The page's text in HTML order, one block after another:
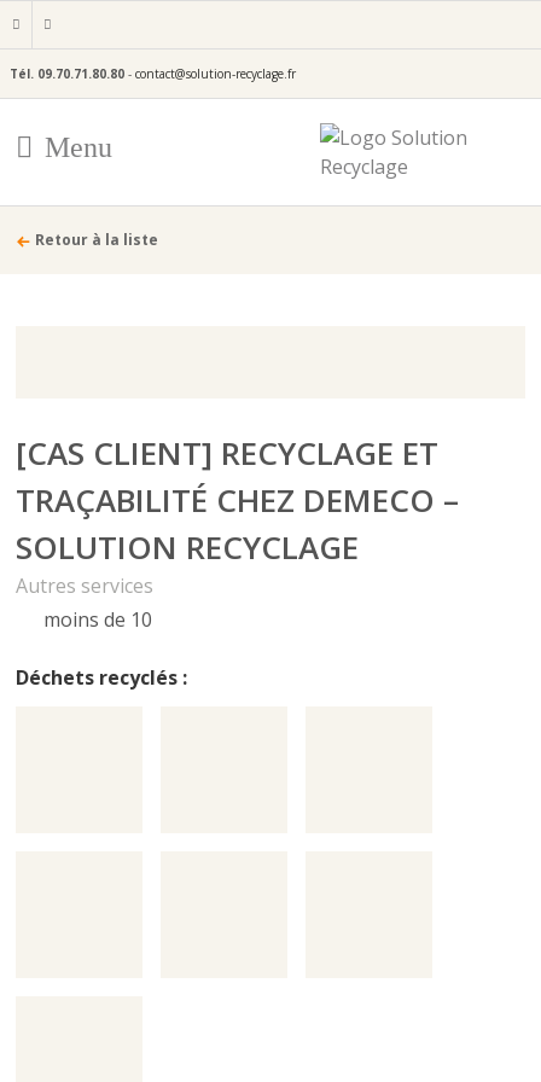
Tél. 09.70.71.80.80 - contact@solution-recyclage.fr
Menu
Retour à la liste
[CAS CLIENT] RECYCLAGE ET
TRAÇABILITÉ CHEZ DEMECO –
SOLUTION RECYCLAGE
Autres services
moins de 10
Déchets recyclés :